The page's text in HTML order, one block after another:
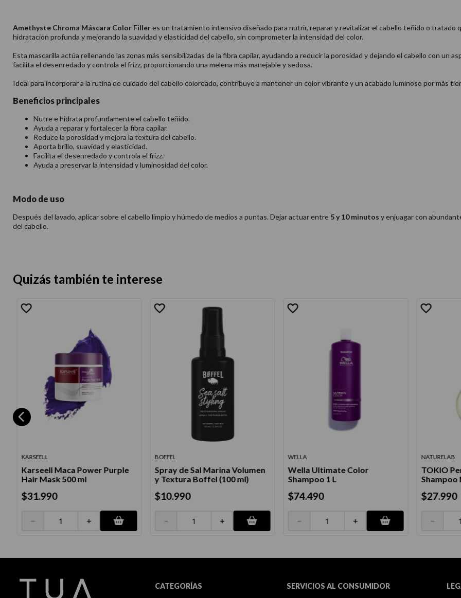
Amethyste Chroma Máscara Color Filleres un tratamiento intensivo diseñado para nutrir, reparar y revitalizar el cabello teñido o tratado
hidratación profunda y mejorando la suavidad y elasticidad del cabello, sin comprometer la intensidad del color.
Esta mascarilla actúa rellenando las zonas más sensibilizadas de la fibra capilar, ayudando a reducir la porosidad y dejando el cabello con un
facilita el desenredado y controla el frizz, proporcionando una melena más manejable y sedosa.
Ideal para incorporar a la rutina de cuidado del cabello coloreado, contribuye a mantener un color vibrante y un acabado luminoso por más
Beneficios principales
Nutre e hidrata profundamente el cabello teñido.
Ayuda a reparar y fortalecer la fibra capilar.
Reduce la porosidad y mejora la textura del cabello.
Aporta brillo, suavidad y elasticidad.
Facilita el desenredado y controla el frizz.
Ayuda a preservar la intensidad y luminosidad del color.
Modo de uso
Después del lavado, aplicar sobre el cabello limpio y húmedo de medios a puntas. Dejar actuar entre 5 y 10 minutos y enjuagar con
del cabello.
Quizás también te interese
KARSEELL
Karseell Maca Power Purple
Hair Mask 500 ml
$31.990
＋
－
BOFFEL
Spray de Sal Marina Volumen
y Textura Boffel (100 ml)
$10.990
＋
－
WELLA
Wella Ultimate Color
Shampoo 1 L
$74.490
＋
－
NATURELAB
TOKIO
Shampoo
$27.990
－
CATEGORÍAS SERVICIOS AL CONSUMIDOR